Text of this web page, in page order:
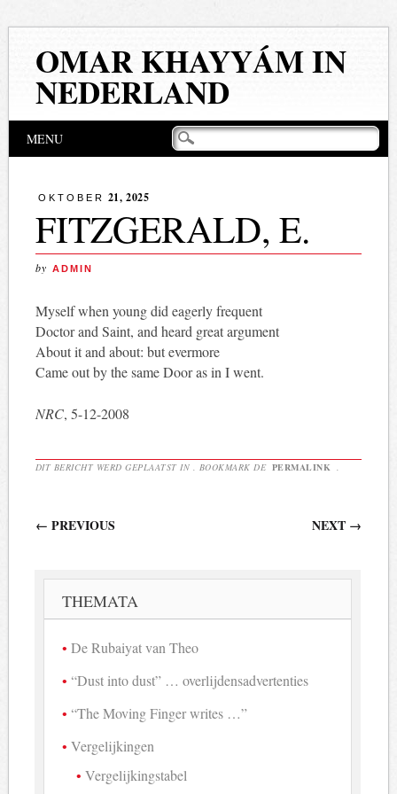
OMAR KHAYYÁM IN
NEDERLAND
Hoofdmenu
MENU
OKTOBER 21, 2025
FITZGERALD, E.
by ADMIN
Myself when young did eagerly frequent
Doctor and Saint, and heard great argument
About it and about: but evermore
Came out by the same Door as in I went.
NRC, 5-12-2008
DIT BERICHT WERD GEPLAATST IN . BOOKMARK DE PERMALINK
Berichtnavigatie
← PREVIOUS NEXT →
THEMATA
De Rubaiyat van Theo
“Dust into dust” … overlijdensadvertenties
“The Moving Finger writes …”
Vergelijkingen
Vergelijkingstabel